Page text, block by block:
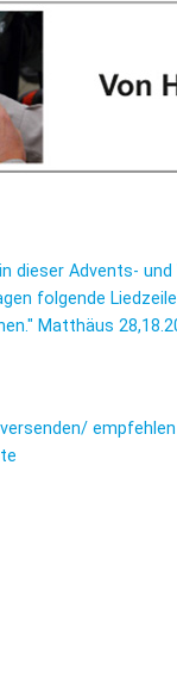
dieser Advents-
folgende
Matthäus
empfehlen